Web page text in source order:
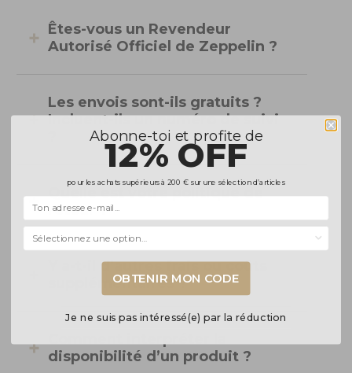
Êtes-vous un Revendeur
Autorisé Officiel de Zeppelin ?
Les envois sont-ils gratuits ?
Incluent-ils un numéro de suivi
Quelle est votre politique de
retour ?
Y a-t-il d’autres frais ou coûts
supplémentaires ?
disponibilité d’un produit ?
Abonne-toi et profite de
12% OFF
pour les achats supérieurs à 200 € sur une sélection d’articles
OBTENIR MON CODE
Je ne suis pas intéressé(e) par la réduction